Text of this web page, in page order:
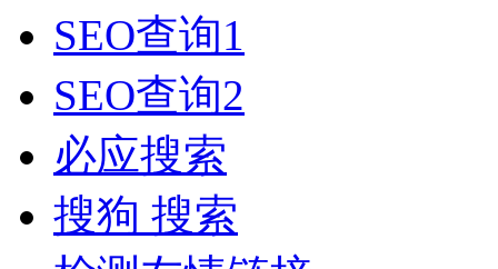
SEO查询1
SEO查询2
必应搜索
搜狗 搜索